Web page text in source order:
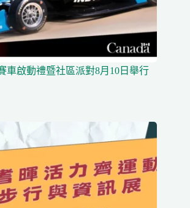
啟動禮暨社區派對8月10日舉行